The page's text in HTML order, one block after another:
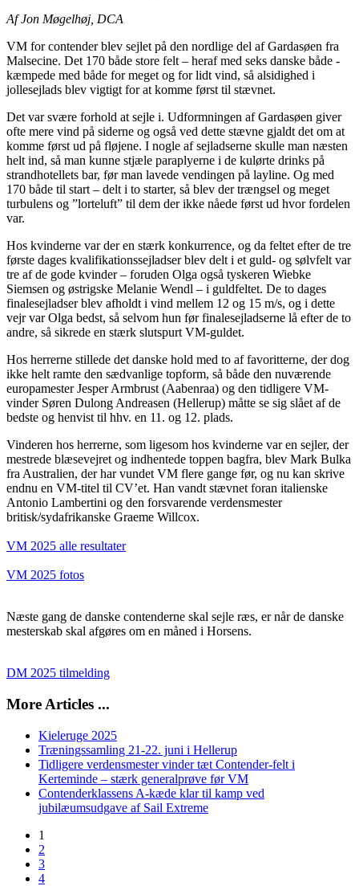
Af Jon Møgelhøj, DCA
VM for contender blev sejlet på den nordlige del af Gardasøen fra
Malsecine. Det 170 både store felt – heraf med seks danske både -
kæmpede med både for meget og for lidt vind, så alsidighed i
jollesejlads blev vigtigt for at komme først til stævnet.
Det var svære forhold at sejle i. Udformningen af Gardasøen giver
ofte mere vind på siderne og også ved dette stævne gjaldt det om at
komme først ud på fløjene. I nogle af sejladserne skulle man næsten
helt ind, så man kunne stjæle paraplyerne i de kulørte drinks på
strandhotellets bar, før man lavede vendingen på layline. Og med
170 både til start – delt i to starter, så blev der trængsel og meget
turbulens og ”lorteluft” til dem der ikke nåede først ud hvor fordelen
var.
Hos kvinderne var der en stærk konkurrence, og da feltet efter de tre
første dages kvalifikationssejladser blev delt i et guld- og sølvfelt var
tre af de gode kvinder – foruden Olga også tyskeren Wiebke
Siemsen og østrigske Melanie Wendl – i guldfeltet. De to dages
finalesejladser blev afholdt i vind mellem 12 og 15 m/s, og i dette
vejr var Olga bedst, så selvom hun før finalesejladserne lå efter de to
andre, så sikrede en stærk slutspurt VM-guldet.
Hos herrerne stillede det danske hold med to af favoritterne, der dog
ikke helt ramte den sædvanlige topform, så både den nuværende
europamester Jesper Armbrust (Aabenraa) og den tidligere VM-
vinder Søren Dulong Andreasen (Hellerup) måtte se sig slået af de
bedste og henvist til hhv. en 11. og 12. plads.
Vinderen hos herrerne, som ligesom hos kvinderne var en sejler, der
mestrede blæsevejret og indhentede toppen bagfra, blev Mark Bulka
fra Australien, der har vundet VM flere gange før, og nu kan skrive
endnu en VM-titel til CV’et. Han vandt stævnet foran italienske
Antonio Lambertini og den forsvarende verdensmester
britisk/sydafrikanske Graeme Willcox.
VM 2025 alle resultater
VM 2025 fotos
Næste gang de danske contenderne skal sejle ræs, er når de danske
mesterskab skal afgøres om en måned i Horsens.
DM 2025 tilmelding
More Articles ...
Kieleruge 2025
Træningssamling 21-22. juni i Hellerup
Tidligere verdensmester vinder tæt Contender-felt i
Kerteminde – stærk generalprøve før VM
Contenderklassens A-kæde klar til kamp ved
jubilæumsudgave af Sail Extreme
1
2
3
4